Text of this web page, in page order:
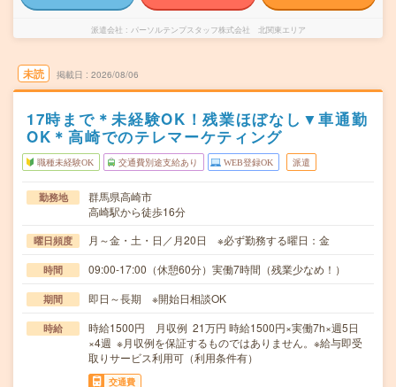
派遣会社 パーソルテンプスタッフ株式会社 北関東エリア
未読 掲載日 2026/08/06
17時まで＊未経験OK！残業ほぼなし▼車通勤
OK＊高崎でのテレマーケティング
職種未経験OK 交通費別途支給あり WEB登録OK 派遣
勤務地
群馬県高崎市
高崎駅から徒歩16分
曜日頻度 月～金・土・日／月20日 ※必ず勤務する曜日：金
時間 09:00-17:00（休憩60分）実働7時間（残業少なめ！）
期間 即日～長期 ※開始日相談OK
時給
時給1500円 月収例 21万円 時給1500円×実働7h×週5日
×4週 ※月収例を保証するものではありません。※給与即受
取りサービス利用可（利用条件有）
交通費